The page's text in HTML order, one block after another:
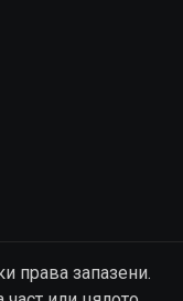
права запазени.